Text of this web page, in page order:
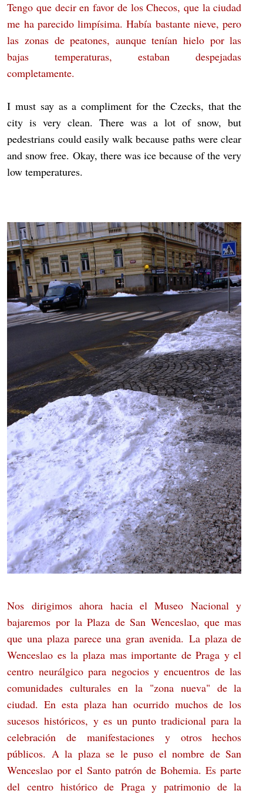
Tengo que decir en favor de los Checos, que la ciudad
me ha parecido limpísima. Había bastante nieve, pero
las zonas de peatones, aunque tenían hielo por las
bajas temperaturas, estaban despejadas
completamente.
I must say as a compliment for the Czecks, that the
city is very clean. There was a lot of snow, but
pedestrians could easily walk because paths were clear
and snow free. Okay, there was ice because of the very
low temperatures.
Nos dirigimos ahora hacia el Museo Nacional y
bajaremos por la Plaza de San Wenceslao, que mas
que una plaza parece una gran avenida. La plaza de
Wenceslao es la plaza mas importante de Praga y el
centro neurálgico para negocios y encuentros de las
comunidades culturales en la "zona nueva" de la
ciudad. En esta plaza han ocurrido muchos de los
sucesos históricos, y es un punto tradicional para la
celebración de manifestaciones y otros hechos
públicos. A la plaza se le puso el nombre de San
Wenceslao por el Santo patrón de Bohemia. Es parte
del centro histórico de Praga y patrimonio de la